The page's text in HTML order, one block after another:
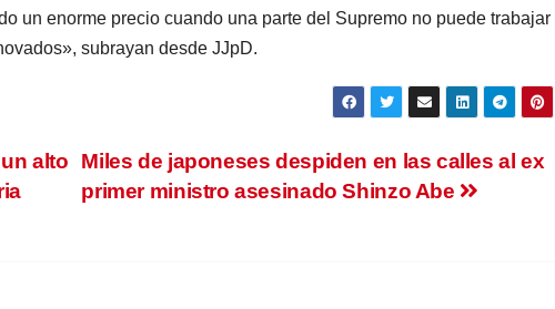
un enorme precio cuando una parte del Supremo no puede trabajar
subrayan desde JJpD.
Miles de japoneses despiden en las calles al ex
primer ministro asesinado Shinzo Abe
alto